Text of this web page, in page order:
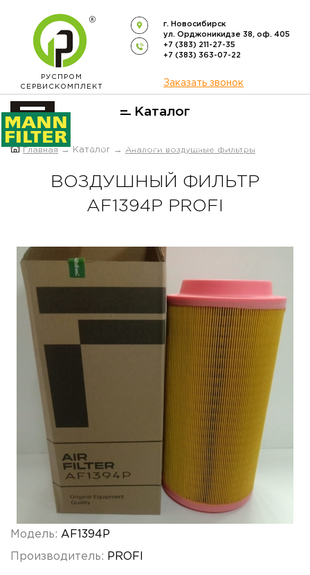
РУСПРОМ
СЕРВИСКОМПЛЕКТ
г. Новосибирск
ул. Орджоникидзе 38, оф. 405
+7 (383) 211-27-35
+7 (383) 363-07-22
Заказать звонок
Каталог
ОФИЦИАЛЬНЫЙ ДИСТРИБЬЮТОР
Главная → Каталог → Аналоги воздушные фильтры
ВОЗДУШНЫЙ ФИЛЬТР
AF1394P PROFI
Модель: AF1394P
Производитель: PROFI